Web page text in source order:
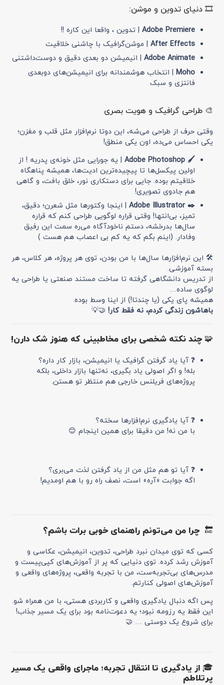
🎞 دنیای تدوین و موشن:
Adobe Premiere| تدوین ، واقعا این کاره !!
After Effects| موشن‌گرافیک با چاشنی خلاقیت
Adobe Animate| انیمیشن دو بعدی دقیق و دوست‌داشتنی
Moho| انتخاب هوشمندانه برای انیمیشن‌های دوبعدی
فانتزی و سبک
🎨 طراحی گرافیک و هویت بصری
وقتی حرف از طراحی می‌شه، این دوتا نرم‌افزار مثل قلب و مغزن؛
یکی احساس می‌ده، اون یکی منطق!
🖌 Adobe Photoshop
| یه جورایی مثل خونه‌ی پدریه ! از
اولین پیکسل‌ها تا پیچیده‌ترین ادیت‌ها، همیشه پناهگاه
خلاقیتم بوده. جایی برای دستکاری نور، خلق بافت، و گاهی
هم جادوی تصویری!
✒️ Adobe Illustrator
| اینجا وکتورها مثل شعرن؛ دقیق،
تمیز، بی‌انتها! وقتی قراره لوگویی طراحی کنم که قراره
سال‌ها بدرخشه، دستم ناخودآگاه می‌ره سمت این رفیق
وفادار. (اینم بگم که یه کم بی اعصاب هم هست )
🛠 این نرم‌افزارها سال‌ها با من بودن، توی هر پروژه، هر کلاس، هر
بسته آموزشی.
از تدریس دانشگاهی گرفته تا ساخت مستند صنعتی یا طراحی یه
لوگوی ساده…
همیشه پای یکی (یا چندتا!) از اینا وسط بوده.
باهاشون زندگی کردم، نه فقط کار!🤝💡
🧩 چند نکته شخصی برای مخاطبینی که هنوز شک دارن!
❓ آیا یاد گرفتن گرافیک یا انیمیشن، بازار کار داره؟
بله! و اگر اصولی یاد بگیری، نه‌تنها بازار داخلی، بلکه
پروژه‌های فریلنس خارجی هم منتظر تو هستن.
❓ آیا یادگیری نرم‌افزارها سخته؟
با من نه! من دقیقا برای همین اینجام 😊
❓ آیا تو هم مثل من از یاد گرفتن لذت می‌بری؟
اگه جوابت «آره» است، نصف راه رو با هم اومدیم!
🔚 چرا من می‌تونم راهنمای خوبی برات باشم؟
کسی که توی میدان نبرد طراحی، تدوین، انیمیشن، عکاسی و
آموزش رشد کرده. توی دنیایی که پر از آموزش‌های کپی‌پیست و
مدرس‌های بی‌تجربه‌ست، من با تجربه واقعی، پروژه‌های واقعی و
آموزش‌های اصولی کنارتم.
پس اگه دنبال یادگیری واقعی و کاربردی هستی، با من همراه شو.
این فقط یه رزومه نبود؛ یه دعوت‌نامه بود برای یک مسیر جذاب!
برای شروع یک دوستی … 🤝
🎓 از یادگیری تا انتقال تجربه؛ ماجرای واقعی یک مسیر
پرتلاطم